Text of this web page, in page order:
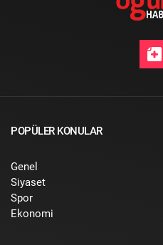
POPÜLER KONULAR
Genel
Siyaset
Spor
Ekonomi